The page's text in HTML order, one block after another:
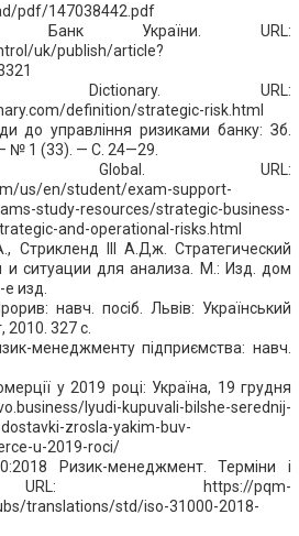
pdf/147038442.pdf
Банк України. URL:
uk/publish/article?
Dictionary. URL:
definition/strategic-risk.html
до управління ризиками банку: Зб.
№ 1 (33). — С. 24—29.
Global. URL:
us/en/student/exam-support-
study-resources/strategic-business-
and-operational-risks.html
Стрикленд III А.Дж. Стратегический
ситуации для анализа. М.: Изд. дом
изд.
навч. посіб. Львів: Український
2010. 327 с.
менеджменту підприємства: навч.
у 2019 році: Україна, 19 грудня
lyudi-kupuvali-bilshe-serednij-
zrosla-yakim-buv-
u-2019-roci/
Ризик-менеджмент. Терміни і
https://pqm-
translations/std/iso-31000-2018-